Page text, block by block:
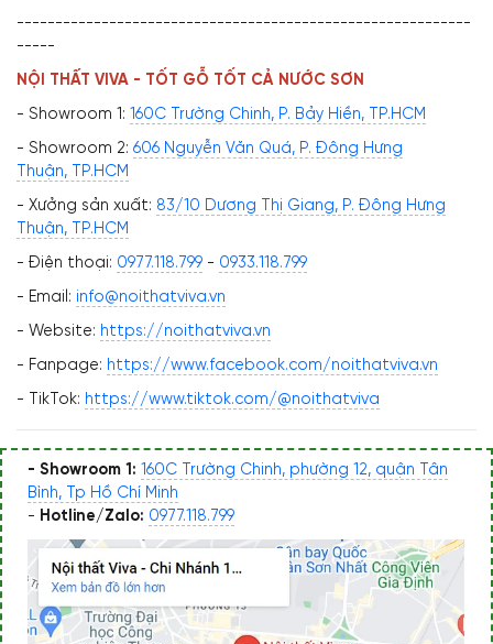
-----------------------------------------------------------
-----
NỘI THẤT VIVA - TỐT GỖ TỐT CẢ NƯỚC SƠN
- Showroom 1: 160C Trường Chinh, P. Bảy Hiền, TP.HCM
- Showroom 2: 606 Nguyễn Văn Quá, P. Đông Hưng
Thuận, TP.HCM
- Xưởng sản xuất: 83/10 Dương Thị Giang, P. Đông Hưng
Thuận, TP.HCM
- Điện thoại: 0977.118.799 - 0933.118.799
- Email: info@noithatviva.vn
- Website: https://noithatviva.vn
- Fanpage: https://www.facebook.com/noithatviva.vn
- TikTok: https://www.tiktok.com/@noithatviva
- Showroom 1: 160C Trường Chinh, phường 12, quận Tân
Bình, Tp Hồ Chí Minh
- Hotline/Zalo: 0977.118.799